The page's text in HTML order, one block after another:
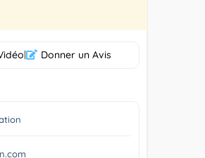
| Donner un Avis